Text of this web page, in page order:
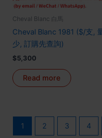
Cheval Blanc 白馬
Cheval Blanc 1981 ($/支,
少, 訂購先查詢)
$5,300
Read more
1 2 3 4